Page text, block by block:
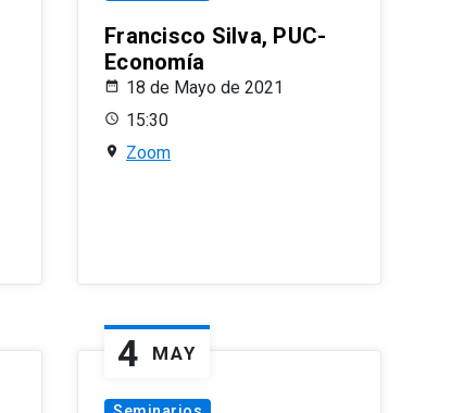
Francisco Silva, PUC-
Economía
18 de Mayo de 2021
15:30
Zoom
4 MAY